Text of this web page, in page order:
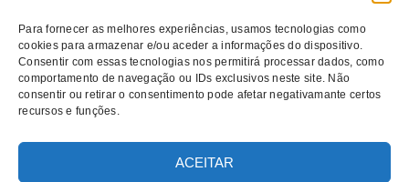
Para fornecer as melhores experiências, usamos tecnologias como
cookies para armazenar e/ou aceder a informações do dispositivo.
Consentir com essas tecnologias nos permitirá processar dados, como
comportamento de navegação ou IDs exclusivos neste site. Não
consentir ou retirar o consentimento pode afetar negativamante certos
recursos e funções.
ACEITAR
Política
de
Privacidade